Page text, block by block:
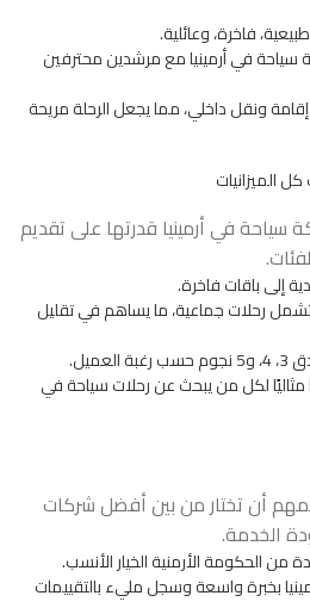
فاخرة، وعائلية.
سياحة في أرمينيا مع مرشدين محترفين
ونقل داخلي، مما يجعل الرحلة مريحة
الميزانيات
في أرمينيا قدرتها على تقديم
إلى باقات فاخرة.
رحلات جماعية، ما يساهم في تقليل
مثاليًا لكل من يبحث عن رحلات سياحة في
أن تختار من بين أفضل شركات
الخدمة.
الحكومة الأرمنية الخيار الأنسب.
بخبرة واسعة وسجل مليء بالتقييمات